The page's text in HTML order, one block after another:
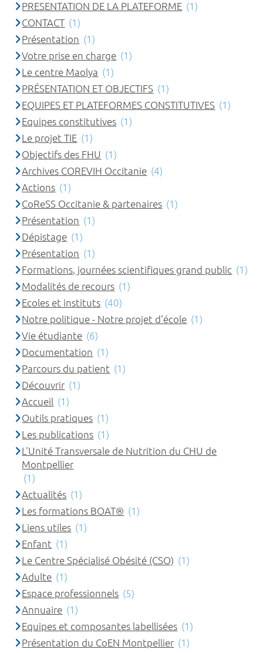
PRESENTATION DE LA PLATEFORME (1)
CONTACT (1)
Présentation (1)
Votre prise en charge (1)
Le centre Maolya (1)
PRÉSENTATION ET OBJECTIFS (1)
EQUIPES ET PLATEFORMES CONSTITUTIVES (1)
Equipes constitutives (1)
Le projet TIE (1)
Objectifs des FHU (1)
Archives COREVIH Occitanie (4)
Actions (1)
CoReSS Occitanie & partenaires (1)
Présentation (1)
Dépistage (1)
Présentation (1)
Formations, journées scientifiques grand public (1)
Modalités de recours (1)
Ecoles et instituts (40)
Notre politique - Notre projet d'école (1)
Vie étudiante (6)
Documentation (1)
Parcours du patient (1)
Découvrir (1)
Accueil (1)
Outils pratiques (1)
Les publications (1)
L'Unité Transversale de Nutrition du CHU de
Montpellier
(1)
Actualités (1)
Les formations BOAT® (1)
Liens utiles (1)
Enfant (1)
Le Centre Spécialisé Obésité (CSO) (1)
Adulte (1)
Espace professionnels (5)
Annuaire (1)
Equipes et composantes labellisées (1)
Présentation du CoEN Montpellier (1)